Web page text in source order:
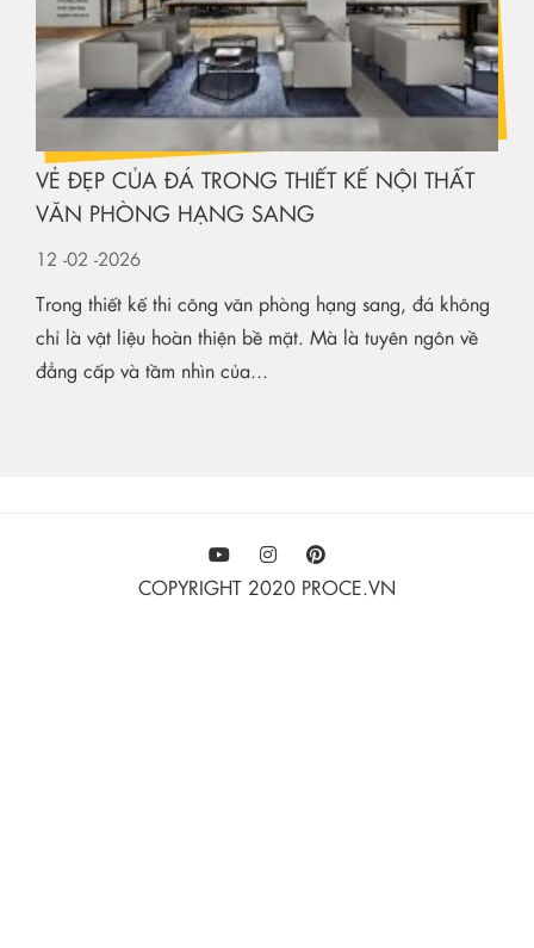
VẺ ĐẸP CỦA ĐÁ TRONG THIẾT KẾ NỘI THẤT
VĂN PHÒNG HẠNG SANG
12 -02 -2026
Trong thiết kế thi công văn phòng hạng sang, đá không
chỉ là vật liệu hoàn thiện bề mặt. Mà là tuyên ngôn về
đẳng cấp và tầm nhìn của...
COPYRIGHT 2020 PROCE.VN